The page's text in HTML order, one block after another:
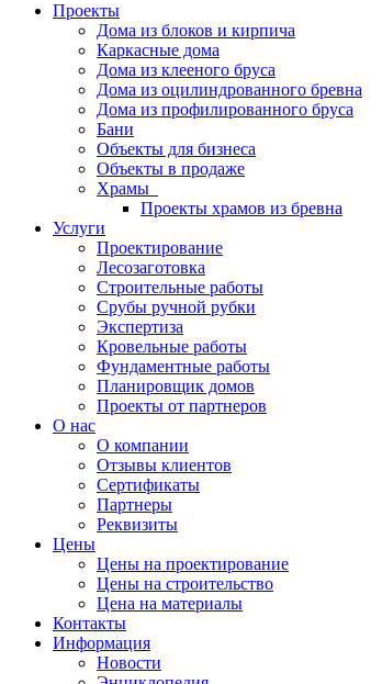
Проекты
Дома из блоков и кирпича
Каркасные дома
Дома из клееного бруса
Дома из оцилиндрованного бревна
Дома из профилированного бруса
Бани
Объекты для бизнеса
Объекты в продаже
Храмы
Проекты храмов из бревна
Услуги
Проектирование
Лесозаготовка
Строительные работы
Срубы ручной рубки
Экспертиза
Кровельные работы
Фундаментные работы
Планировщик домов
Проекты от партнеров
О нас
О компании
Отзывы клиентов
Сертификаты
Партнеры
Реквизиты
Цены
Цены на проектирование
Цены на строительство
Цена на материалы
Контакты
Информация
Новости